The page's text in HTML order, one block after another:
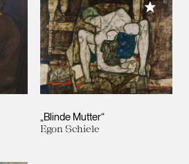
„Blinde Mutter“
Egon Schiele
Meiner